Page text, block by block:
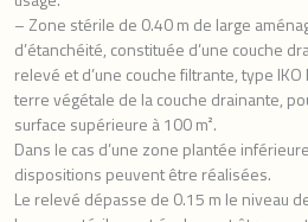
– Zone stérile de 0.40 m de large
d’étanchéité, constituée d’une couche
relevé et d’une couche filtrante, type IKO
terre végétale de la couche drainante,
surface supérieure à 100 m².
Dans le cas d’une zone plantée
dispositions peuvent être réalisées.
Le relevé dépasse de 0.15 m le niveau